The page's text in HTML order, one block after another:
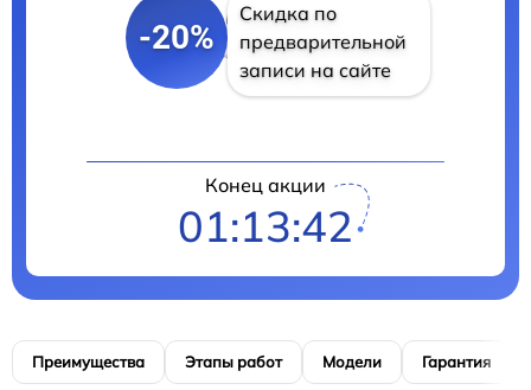
-20%
Скидка по
предварительной
записи на сайте
Конец акции
01:13:41
Преимущества Этапы работ Модели Гарантия